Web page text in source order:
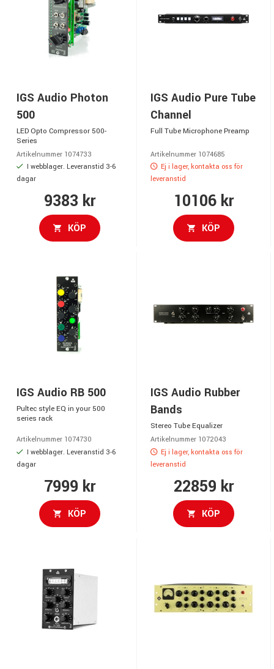
IGS Audio Photon
500
LED Opto Compressor 500-
Series
Artikelnummer 1074733
I webblager. Leveranstid 3-6
dagar
9383 kr
KÖP
IGS Audio Pure Tube
Channel
Full Tube Microphone Preamp
Artikelnummer 1074685
Ej i lager, kontakta oss för
leveranstid
10106 kr
KÖP
IGS Audio RB 500
Pultec style EQ in your 500
series rack
Artikelnummer 1074730
I webblager. Leveranstid 3-6
dagar
7999 kr
KÖP
IGS Audio Rubber
Bands
Stereo Tube Equalizer
Artikelnummer 1072043
Ej i lager, kontakta oss för
leveranstid
22859 kr
KÖP